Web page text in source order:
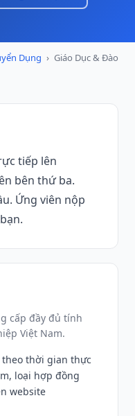
Dụng › Giáo Dục & Đào
tiếp lên
bên thứ ba.
Ứng viên nộp
cấp đầy đủ tính
Việt Nam.
thời gian thực
loại hợp đồng
website